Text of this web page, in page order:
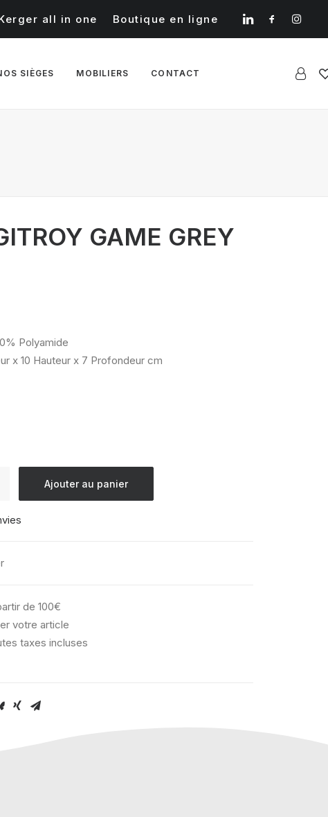
all in one Boutique en ligne
SIÈGES MOBILIERS CONTACT
GAME GREY
Polyamide
x 10 Hauteur x 7 Profondeur cm
Ajouter au panier
de 100€
votre article
taxes incluses